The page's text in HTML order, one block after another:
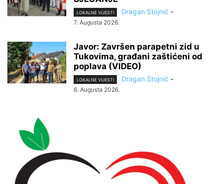
LOKALNE VIJESTI Dragan Stojnić -
7. Augusta 2026.
Javor: Završen parapetni zid u
Tukovima, građani zaštićeni od
poplava (VIDEO)
LOKALNE VIJESTI Dragan Stojnić -
6. Augusta 2026.